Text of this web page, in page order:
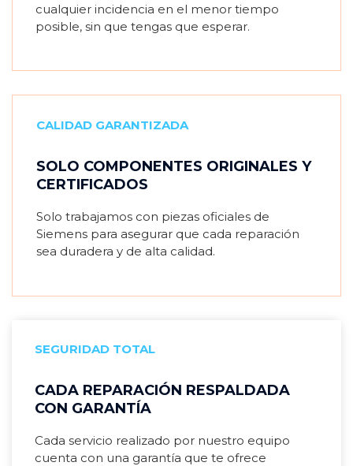
cualquier incidencia en el menor tiempo
posible, sin que tengas que esperar.
CALIDAD GARANTIZADA
SOLO COMPONENTES ORIGINALES Y
CERTIFICADOS
Solo trabajamos con piezas oficiales de
Siemens para asegurar que cada reparación
sea duradera y de alta calidad.
SEGURIDAD TOTAL
CADA REPARACIÓN RESPALDADA
CON GARANTÍA
Cada servicio realizado por nuestro equipo
cuenta con una garantía que te ofrece